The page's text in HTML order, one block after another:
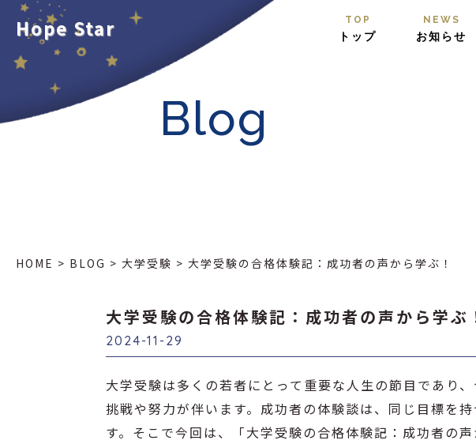
Hope Star TOP
トップ
NEWS
お知らせ
Blog
HOME > BLOG > 大学受験 > 大学受験の合格体験記：成功者の声から学ぶ！
大学受験の合格体験記：成功者の声から学ぶ
2024-11-29
大学受験は多くの若者にとって重要な人生の節目であり
挑戦や努力が伴います。成功者の体験談は、同じ目標を
す。そこで今回は、「大学受験の合格体験記：成功者の